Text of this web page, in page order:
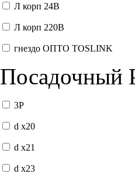
Л корп 24В
Л корп 220В
гнездо ОПТО TOSLINK
Посадочный
3P
d x20
d x21
d x23